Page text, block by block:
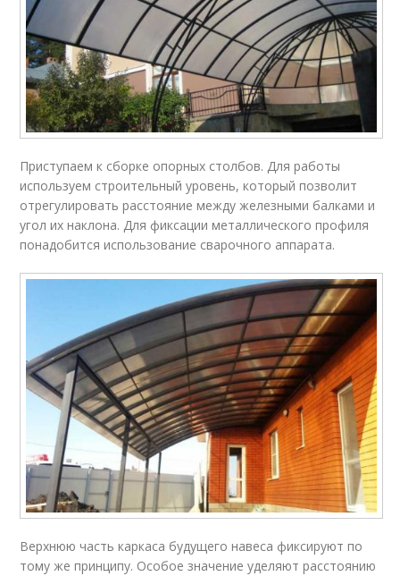
Приступаем к сборке опорных столбов. Для работы
используем строительный уровень, который позволит
отрегулировать расстояние между железными балками и
угол их наклона. Для фиксации металлического профиля
понадобится использование сварочного аппарата.
Верхнюю часть каркаса будущего навеса фиксируют по
тому же принципу. Особое значение уделяют расстоянию